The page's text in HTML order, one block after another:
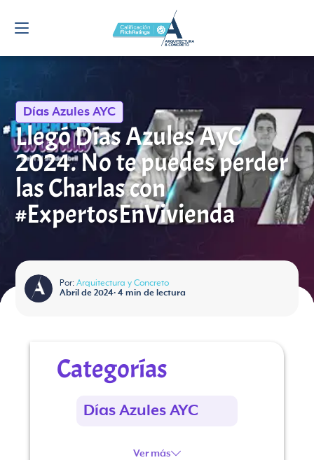
Días Azules AYC
Llegó Días Azules AyC
2024. No te puedes perder
las Charlas con
#ExpertosEnVivienda
Por: Arquitectura y Concreto
Abril de 2024• 4min de lectura
Categorías
Días Azules AYC
Ver más